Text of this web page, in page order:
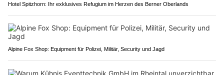
Hotel Spitzhorn: Ihr exklusives Refugium im Herzen des Berner Oberlands
Alpine Fox Shop: Equipment für Polizei, Militär, Security und Jagd